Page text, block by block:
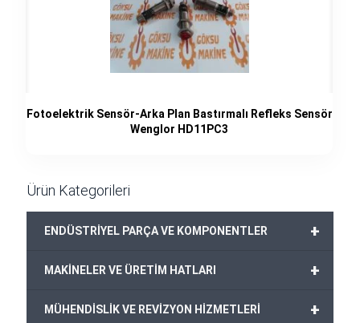
Fotoelektrik Sensör-Arka Plan Bastırmalı Refleks Sensör
Wenglor HD11PC3
Ürün Kategorileri
+
ENDÜSTRİYEL PARÇA VE KOMPONENTLER
+
MAKİNELER VE ÜRETİM HATLARI
+
MÜHENDİSLİK VE REVİZYON HİZMETLERİ